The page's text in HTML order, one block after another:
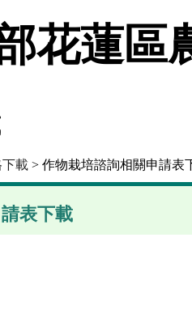
花蓮區
載 > 作物栽培諮詢相關申請表
表下載